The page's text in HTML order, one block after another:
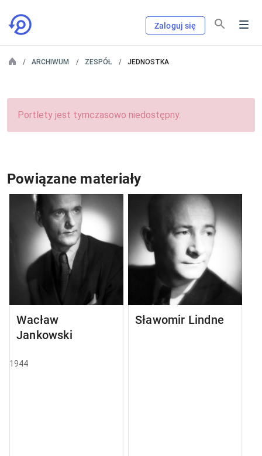
Zaloguj się
ARCHIWUM ZESPÓŁ JEDNOSTKA
Portlety jest tymczasowo niedostępny.
Powiązane materiały
Wacław
Jankowski
1944
Sławomir Lindner